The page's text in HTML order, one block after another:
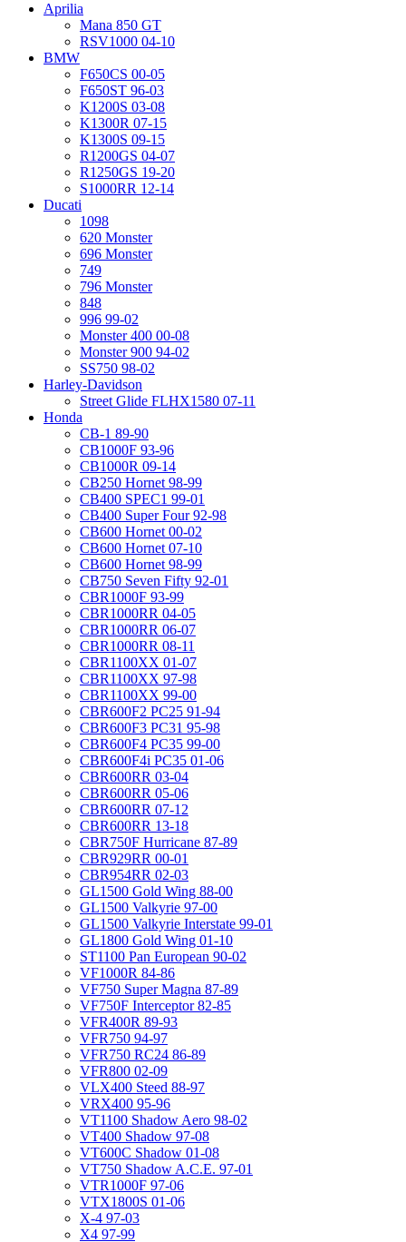
Aprilia
Mana 850 GT
RSV1000 04-10
BMW
F650CS 00-05
F650ST 96-03
K1200S 03-08
K1300R 07-15
K1300S 09-15
R1200GS 04-07
R1250GS 19-20
S1000RR 12-14
Ducati
1098
620 Monster
696 Monster
749
796 Monster
848
996 99-02
Monster 400 00-08
Monster 900 94-02
SS750 98-02
Harley-Davidson
Street Glide FLHX1580 07-11
Honda
CB-1 89-90
CB1000F 93-96
CB1000R 09-14
CB250 Hornet 98-99
CB400 SPEC1 99-01
CB400 Super Four 92-98
CB600 Hornet 00-02
CB600 Hornet 07-10
CB600 Hornet 98-99
CB750 Seven Fifty 92-01
CBR1000F 93-99
CBR1000RR 04-05
CBR1000RR 06-07
CBR1000RR 08-11
CBR1100XX 01-07
CBR1100XX 97-98
CBR1100XX 99-00
CBR600F2 PC25 91-94
CBR600F3 PC31 95-98
CBR600F4 PC35 99-00
CBR600F4i PC35 01-06
CBR600RR 03-04
CBR600RR 05-06
CBR600RR 07-12
CBR600RR 13-18
CBR750F Hurricane 87-89
CBR929RR 00-01
CBR954RR 02-03
GL1500 Gold Wing 88-00
GL1500 Valkyrie 97-00
GL1500 Valkyrie Interstate 99-01
GL1800 Gold Wing 01-10
ST1100 Pan European 90-02
VF1000R 84-86
VF750 Super Magna 87-89
VF750F Interceptor 82-85
VFR400R 89-93
VFR750 94-97
VFR750 RC24 86-89
VFR800 02-09
VLX400 Steed 88-97
VRX400 95-96
VT1100 Shadow Aero 98-02
VT400 Shadow 97-08
VT600C Shadow 01-08
VT750 Shadow A.C.E. 97-01
VTR1000F 97-06
VTX1800S 01-06
X-4 97-03
X4 97-99